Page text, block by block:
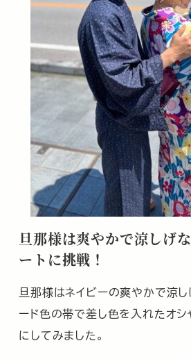
旦那様は爽やかで涼しげ
ートに挑戦！
旦那様はネイビーの爽やかで涼
ード色の帯で差し色を入れたオシ
にしてみました。